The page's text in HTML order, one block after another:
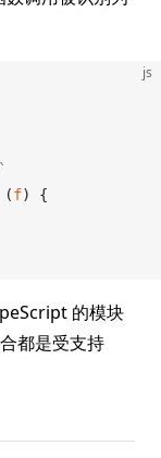
js
(f) {
的模块
都是受支持